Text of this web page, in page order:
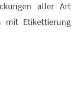
aller Art
mit Etikettierung